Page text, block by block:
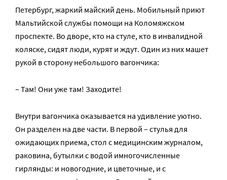
Петербург, жаркий майский день. Мобильный приют
Мальтийской службы помощи на Коломяжском
проспекте. Во дворе, кто на стуле, кто в инвалидной
коляске, сидят люди, курят и ждут. Один из них машет
рукой в сторону небольшого вагончика:
– Там! Они уже там! Заходите!
Внутри вагончика оказывается на удивление уютно.
Он разделен на две части. В первой – стулья для
ожидающих приема, стол с медицинским журналом,
раковина, бутылки с водой имногочисленные
гирлянды: и новогодние, и цветочные, и с